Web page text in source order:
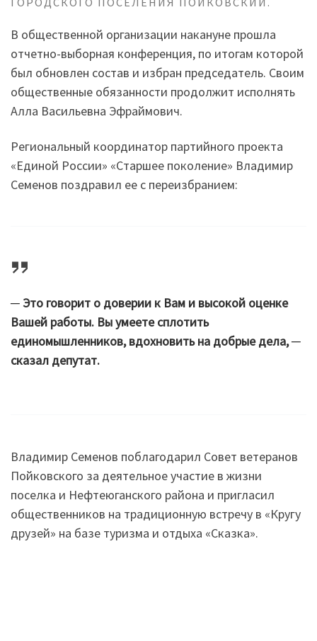
В общественной организации накануне прошла
отчетно-выборная конференция, по итогам которой
был обновлен состав и избран председатель. Своим
общественные обязанности продолжит исполнять
Алла Васильевна Эфраймович.
Региональный координатор партийного проекта
«Единой России» «Старшее поколение» Владимир
Семенов поздравил ее с переизбранием:
─ Это говорит о доверии к Вам и высокой оценке
Вашей работы. Вы умеете сплотить
единомышленников, вдохновить на добрые дела, ─
сказал депутат.
Владимир Семенов поблагодарил Совет ветеранов
Пойковского за деятельное участие в жизни
поселка и Нефтеюганского района и пригласил
общественников на традиционную встречу в «Кругу
друзей» на базе туризма и отдыха «Сказка».